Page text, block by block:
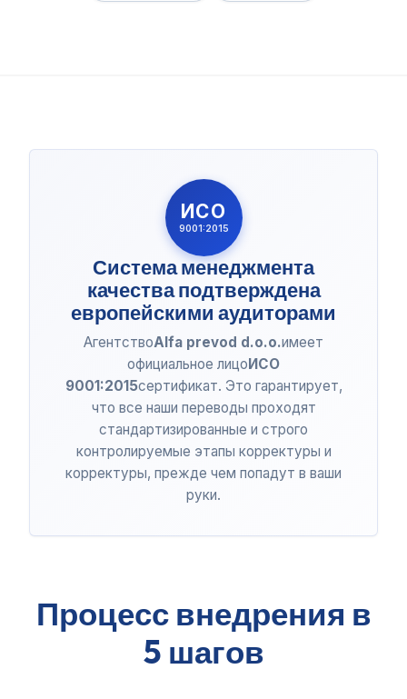
ИСО
9001:2015
Система менеджмента
качества подтверждена
европейскими аудиторами
АгентствоAlfa prevod d.o.o.имеет
официальное лицоИСО
9001:2015сертификат. Это гарантирует,
что все наши переводы проходят
стандартизированные и строго
контролируемые этапы корректуры и
корректуры, прежде чем попадут в ваши
руки.
Процесс внедрения в
5 шагов